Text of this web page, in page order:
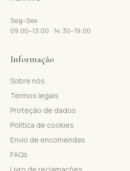
Seg–Sex
09:00–13:00 · 14:30–19:00
Informação
Sobre nós
Termos legais
Proteção de dados
Política de cookies
Envio de encomendas
FAQs